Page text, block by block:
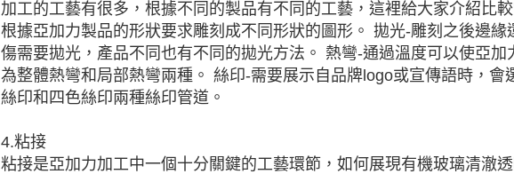
加工的工藝有很多，根據不同的製品有不同的工藝，這裡給大家介紹比
根據亞加力製品的形狀要求雕刻成不同形狀的圖形。 拋光-雕刻之後邊緣
傷需要拋光，產品不同也有不同的拋光方法。 熱彎-通過溫度可以使亞加
為整體熱彎和局部熱彎兩種。 絲印-需要展示自品牌logo或宣傳語時，會
絲印和四色絲印兩種絲印管道。
4.粘接
粘接是亞加力加工中一個十分關鍵的工藝環節，如何展現有機玻璃清澈